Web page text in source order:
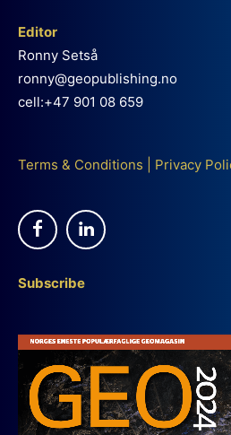
Editor
Ronny Setså
ronny@geopublishing.no
cell:+47 901 08 659
Terms & Conditions Privacy
Subscribe